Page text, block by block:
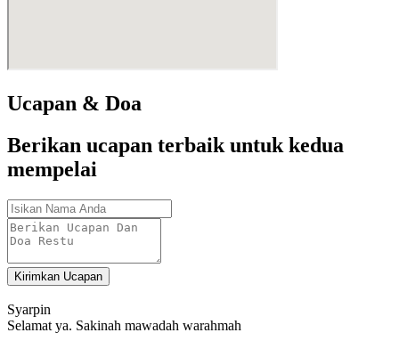
Ucapan & Doa
Berikan ucapan terbaik untuk kedua
mempelai
Kirimkan Ucapan
Syarpin
Selamat ya. Sakinah mawadah warahmah